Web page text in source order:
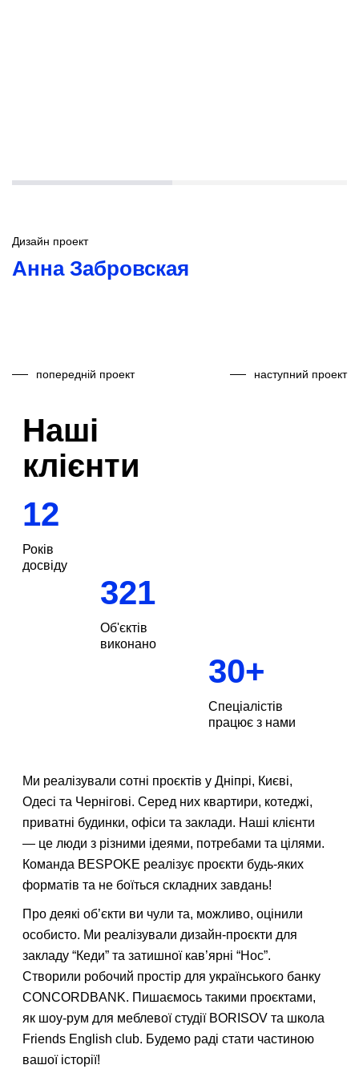
Дизайн проект
Анна Забровская
попередній проект наступний проект
Наші
клієнти
12
Років
досвіду
321
Об'єктів
виконано
30+
Спеціалістів
працює з нами
Ми реалізували сотні проєктів у Дніпрі, Києві,
Одесі та Чернігові. Серед них квартири, котеджі,
приватні будинки, офіси та заклади. Наші клієнти
— це люди з різними ідеями, потребами та цілями.
Команда BESPOKE реалізує проєкти будь-яких
форматів та не боїться складних завдань!
Про деякі об’єкти ви чули та, можливо, оцінили
особисто. Ми реалізували дизайн-проєкти для
закладу “Кеди” та затишної кав’ярні “Нос”.
Створили робочий простір для українського банку
CONCORDBANK. Пишаємось такими проєктами,
як шоу-рум для меблевої студії BORISOV та школа
Friends English club. Будемо раді стати частиною
вашої історії!
Також ви можете зв'язатися з нами, зателефонувавши за
відповідним номером телефону (із зазначених на сайті) або
електронною поштою.
Замовити дзвінок